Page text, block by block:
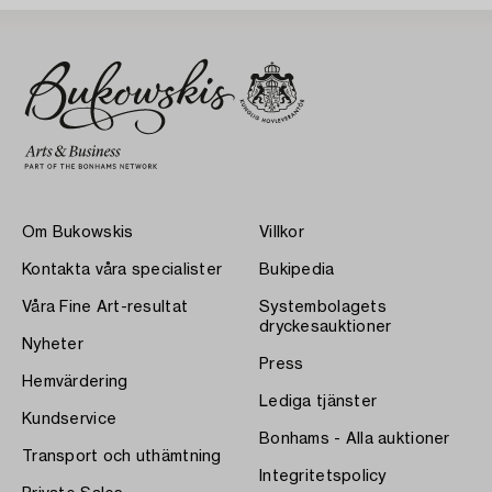
Om Bukowskis
Kontakta våra specialister
Våra Fine Art-resultat
Nyheter
Hemvärdering
Kundservice
Transport och uthämtning
Villkor
Bukipedia
Systembolagets
dryckesauktioner
Press
Lediga tjänster
Bonhams - Alla auktioner
Integritetspolicy